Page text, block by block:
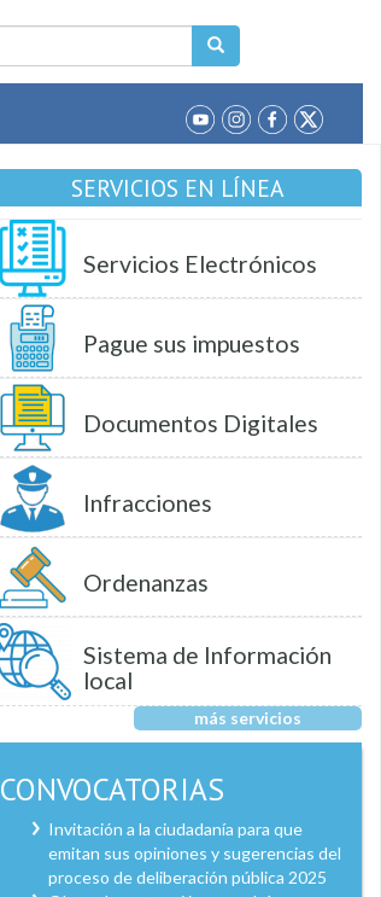
SERVICIOS EN LÍNEA
Servicios Electrónicos
Pague sus impuestos
Documentos Digitales
Infracciones
Ordenanzas
Sistema de Información
local
más servicios
CONVOCATORIAS
Invitación a la ciudadanía para que
emitan sus opiniones y sugerencias del
proceso de deliberación pública 2025